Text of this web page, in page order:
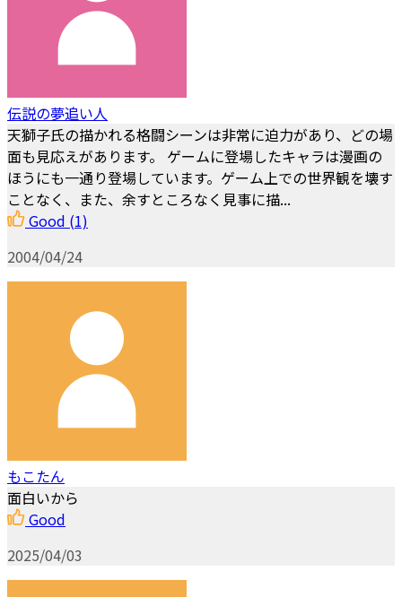
伝説の夢追い人
天獅子氏の描かれる格闘シーンは非常に迫力があり、どの場
面も見応えがあります。 ゲームに登場したキャラは漫画の
ほうにも一通り登場しています。ゲーム上での世界観を壊す
ことなく、また、余すところなく見事に描...
Good (1)
2004/04/24
もこたん
面白いから
Good
2025/04/03